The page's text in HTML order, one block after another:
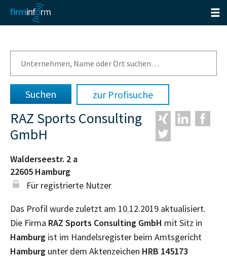
zur Profisuche
RAZ Sports Consulting
GmbH
Walderseestr. 2 a
22605 Hamburg
Für registrierte Nutzer
Das Profil wurde zuletzt am 10.12.2019 aktualisiert.
Die Firma RAZ Sports Consulting GmbH mit Sitz in
Hamburg ist im Handelsregister beim Amtsgericht
Hamburg unter dem Aktenzeichen HRB 145173